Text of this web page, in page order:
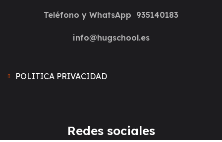
Teléfono y WhatsApp 935140183
info@hugschool.es
POLITICA PRIVACIDAD
Redes sociales